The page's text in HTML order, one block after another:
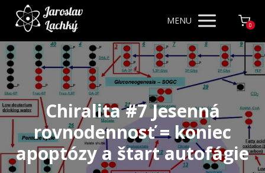
MENU 0
Chiralita #7 Jesenná
rovnodennosť = koniec
apoptózy a štart autofágie